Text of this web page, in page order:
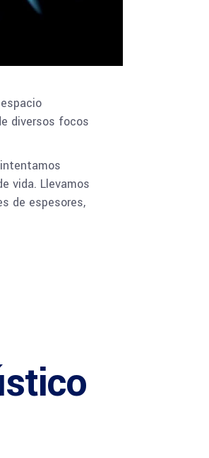
diversos focos
vida. Llevamos
de espesores,